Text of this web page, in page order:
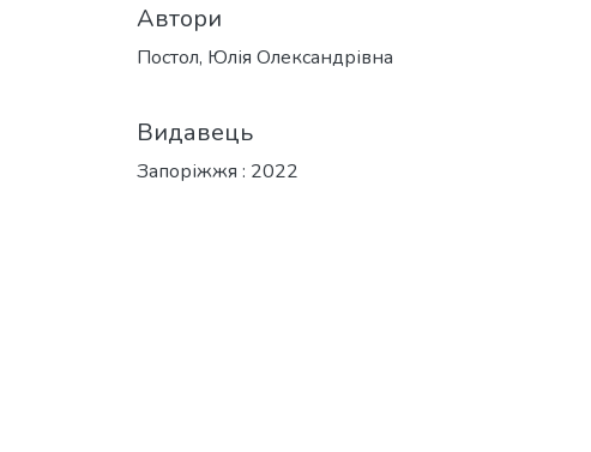
Автори
Постол, Юлія Олександрівна
Видавець
Запоріжжя : 2022